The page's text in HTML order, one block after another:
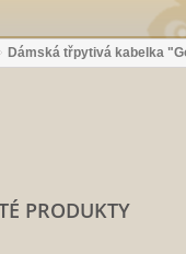
Dámská třpytivá kabelka
PRODUKTY